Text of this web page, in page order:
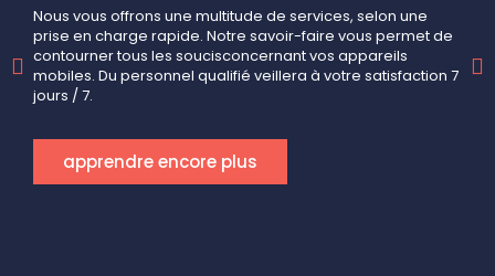
Nous vous offrons une multitude de services, selon une
prise en charge rapide. Notre savoir-faire vous permet de
contourner tous les soucisconcernant vos appareils
mobiles. Du personnel qualifié veillera à votre satisfaction 7
jours / 7.
apprendre encore plus